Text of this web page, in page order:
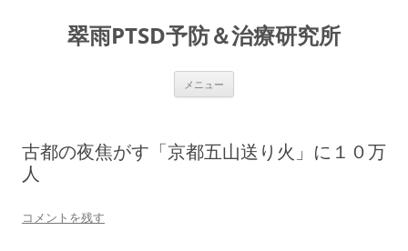
翠雨PTSD予防＆治療研究所
メニュー
古都の夜焦がす「京都五山送り火」に１０万
人
コメントを残す